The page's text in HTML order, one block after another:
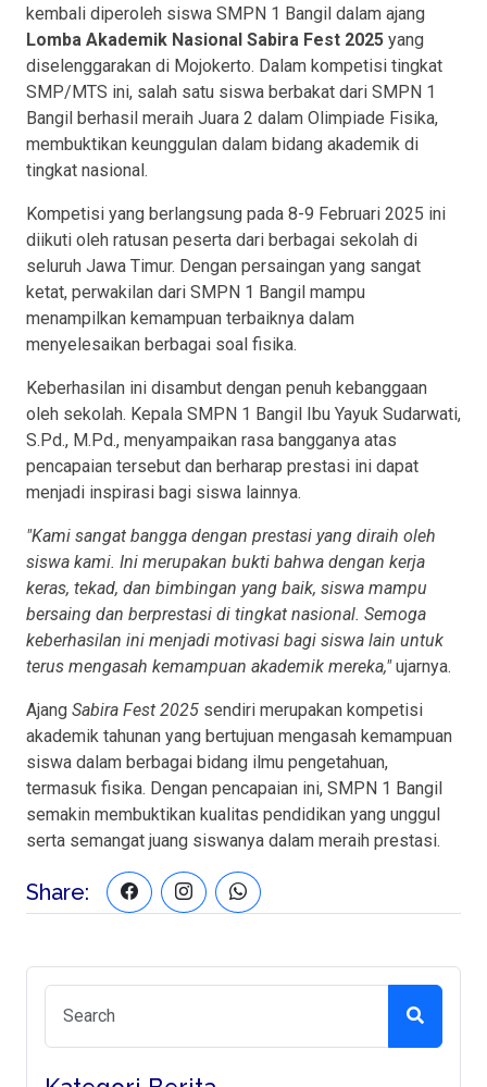
kembali diperoleh siswa SMPN 1 Bangil dalam ajang
Lomba Akademik Nasional Sabira Fest 2025 yang
diselenggarakan di Mojokerto. Dalam kompetisi tingkat
SMP/MTS ini, salah satu siswa berbakat dari SMPN 1
Bangil berhasil meraih Juara 2 dalam Olimpiade Fisika,
membuktikan keunggulan dalam bidang akademik di
tingkat nasional.
Kompetisi yang berlangsung pada 8-9 Februari 2025 ini
diikuti oleh ratusan peserta dari berbagai sekolah di
seluruh Jawa Timur. Dengan persaingan yang sangat
ketat, perwakilan dari SMPN 1 Bangil mampu
menampilkan kemampuan terbaiknya dalam
menyelesaikan berbagai soal fisika.
Keberhasilan ini disambut dengan penuh kebanggaan
oleh sekolah. Kepala SMPN 1 Bangil Ibu Yayuk Sudarwati,
S.Pd., M.Pd., menyampaikan rasa bangganya atas
pencapaian tersebut dan berharap prestasi ini dapat
menjadi inspirasi bagi siswa lainnya.
"Kami sangat bangga dengan prestasi yang diraih oleh
siswa kami. Ini merupakan bukti bahwa dengan kerja
keras, tekad, dan bimbingan yang baik, siswa mampu
bersaing dan berprestasi di tingkat nasional. Semoga
keberhasilan ini menjadi motivasi bagi siswa lain untuk
terus mengasah kemampuan akademik mereka,"ujarnya.
Ajang Sabira Fest 2025 sendiri merupakan kompetisi
akademik tahunan yang bertujuan mengasah kemampuan
siswa dalam berbagai bidang ilmu pengetahuan,
termasuk fisika. Dengan pencapaian ini, SMPN 1 Bangil
semakin membuktikan kualitas pendidikan yang unggul
serta semangat juang siswanya dalam meraih prestasi.
Share: